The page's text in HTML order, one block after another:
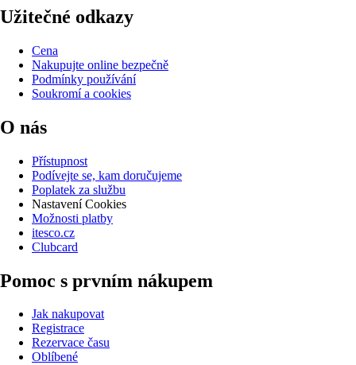
Užitečné odkazy
Cena
Nakupujte online bezpečně
Podmínky používání
Soukromí a cookies
O nás
Přístupnost
Podívejte se, kam doručujeme
Poplatek za službu
Nastavení Cookies
Možnosti platby
itesco.cz
Clubcard
Pomoc s prvním nákupem
Jak nakupovat
Registrace
Rezervace času
Oblíbené